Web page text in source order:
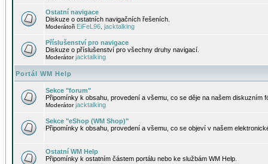
Ostatní navigace
Diskuze o ostatních navigačních řešeních.
Moderátoři EiFeL96 jacktalking
Příslušenství pro navigace
Diskuze o příslušenství pro všechny druhy navigací.
Moderátorjacktalking
Portál WM Help
Sekce "forum"
Připomínky k obsahu, provedení a všemu, co se děje na našem diskuzním
Moderátorjacktalking
Sekce "eShop (WM Shop)"
Připomínky k obsahu, provedení a všemu, co se objeví v našem
Ostatní WM Help
Připomínky k ostatním částem portálu nebo ke službám WM Help.